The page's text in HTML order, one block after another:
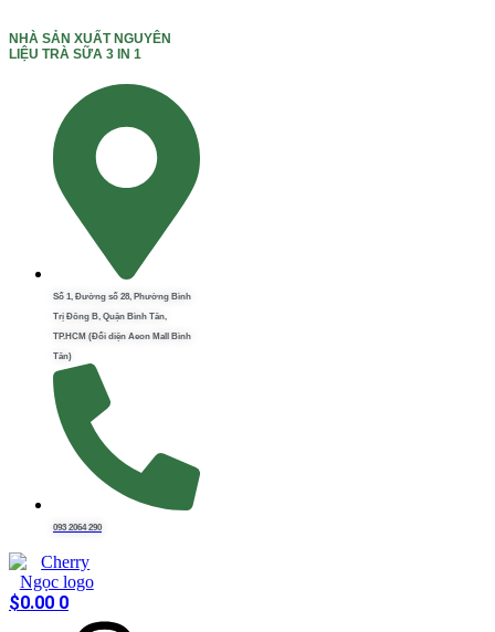
NHÀ SẢN XUẤT NGUYÊN
LIỆU TRÀ SỮA 3 IN 1
Số 1, Đường số 28, Phường Bình
Trị Đông B, Quận Bình Tân,
TP.HCM (Đối diện Aeon Mall Bình
Tân)
093 2064 290
$0.00 0